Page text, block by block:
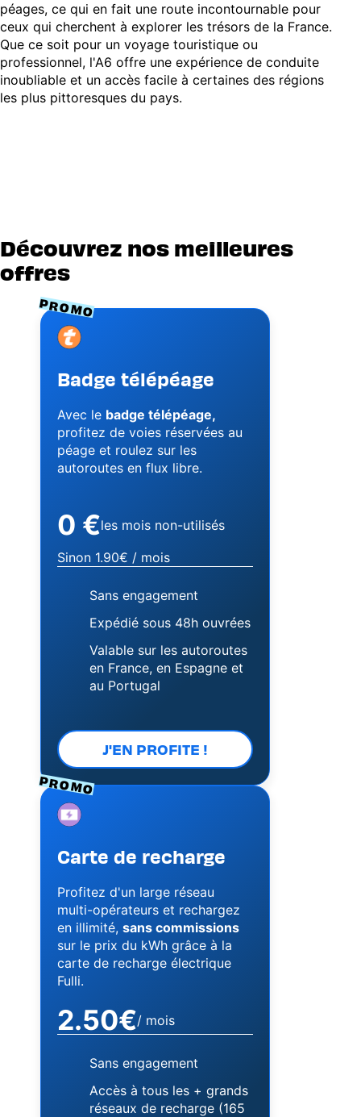
péages, ce qui en fait une route incontournable pour
ceux qui cherchent à explorer les trésors de la France.
Que ce soit pour un voyage touristique ou
professionnel, l'A6 offre une expérience de conduite
inoubliable et un accès facile à certaines des régions
les plus pittoresques du pays.
Découvrez nos meilleures
offres
PROMO
Image
Badge télépéage
Avec le badge télépéage,
profitez de voies réservées au
péage et roulez sur les
autoroutes en flux libre.
0 €les mois non-utilisés
Sinon 1.90€ / mois
Sans engagement
Expédié sous 48h ouvrées
Valable sur les autoroutes
en France, en Espagne et
au Portugal
J'EN PROFITE !
PROMO
Image
Carte de recharge
Profitez d'un large réseau
multi-opérateurs et rechargez
en illimité, sans commissions
sur le prix du kWh grâce à la
carte de recharge électrique
Fulli.
2.50€/ mois
Sans engagement
Accès à tous les + grands
réseaux de recharge (165